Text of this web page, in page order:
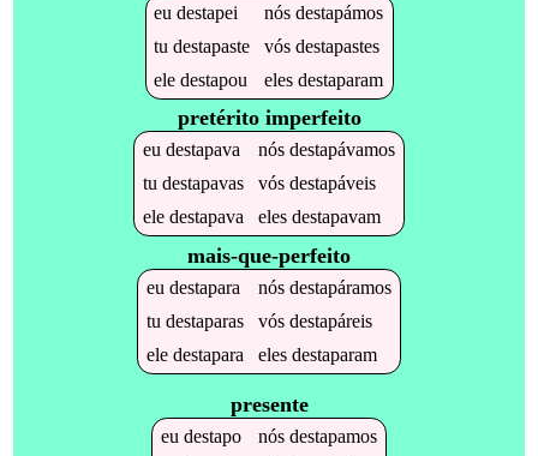
eudestapei nósdestapámos
tudestapaste vósdestapastes
eledestapou elesdestaparam
pretérito imperfeito
eu destapava nós destapávamos
tu destapavas vós destapáveis
ele destapava eles destapavam
mais-que-perfeito
eu destapara nós destapáramos
tu destaparas vós destapáreis
ele destapara eles destaparam
presente
eu destapo nós destapamos